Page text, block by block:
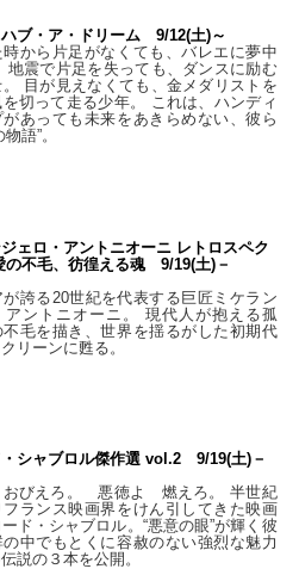
ブ・ア・ドリーム 9/12(土)～
から片足がなくても、バレエに夢中
地震で片足を失っても、ダンスに励む
目が見えなくても、金メダリストを
を切って走る少年。 これは、ハンディ
があっても未来をあきらめない、彼ら
語”。
ジェロ・アントニオーニ レトロスペク
の不毛、彷徨える魂 9/19(土)－
が誇る20世紀を代表する巨匠ミケラン
アントニオーニ。 現代人が抱える孤
不毛を描き、世界を揺るがした初期代
リーンに甦る。
・シャブロル傑作選 vol.2 9/19(土)－
びえろ。 悪徳よ 燃えろ。 半世紀
フランス映画界をけん引してきた映画
ド・シャブロル。“悪意の眼”が輝く彼
中でもとくに容赦のない強烈な魅力
説の３本を公開。